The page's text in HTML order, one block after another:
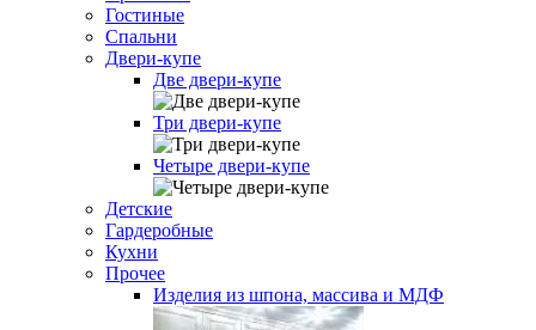
Гостиные
Спальни
Двери-купе
Две двери-купе
Три двери-купе
Четыре двери-купе
Детские
Гардеробные
Кухни
Прочее
Изделия из шпона, массива и МДФ